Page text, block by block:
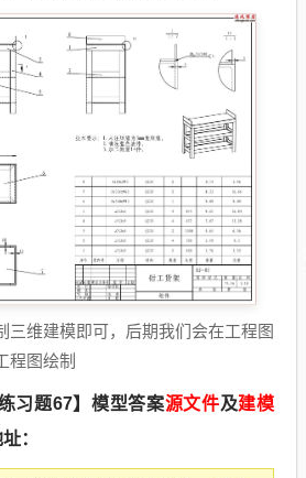
三维建模即可，后期我们会在工程图
程图绘制
习题67】模型答案源文件及建模
：